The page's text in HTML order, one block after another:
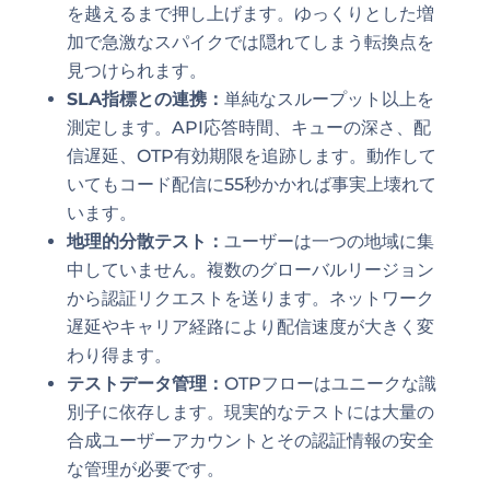
を越えるまで押し上げます。ゆっくりとした増
加で急激なスパイクでは隠れてしまう転換点を
見つけられます。
SLA指標との連携： 単純なスループット以上を
測定します。API応答時間、キューの深さ、配
信遅延、OTP有効期限を追跡します。動作して
いてもコード配信に55秒かかれば事実上壊れて
います。
地理的分散テスト： ユーザーは一つの地域に集
中していません。複数のグローバルリージョン
から認証リクエストを送ります。ネットワーク
遅延やキャリア経路により配信速度が大きく変
わり得ます。
テストデータ管理： OTPフローはユニークな識
別子に依存します。現実的なテストには大量の
合成ユーザーアカウントとその認証情報の安全
な管理が必要です。